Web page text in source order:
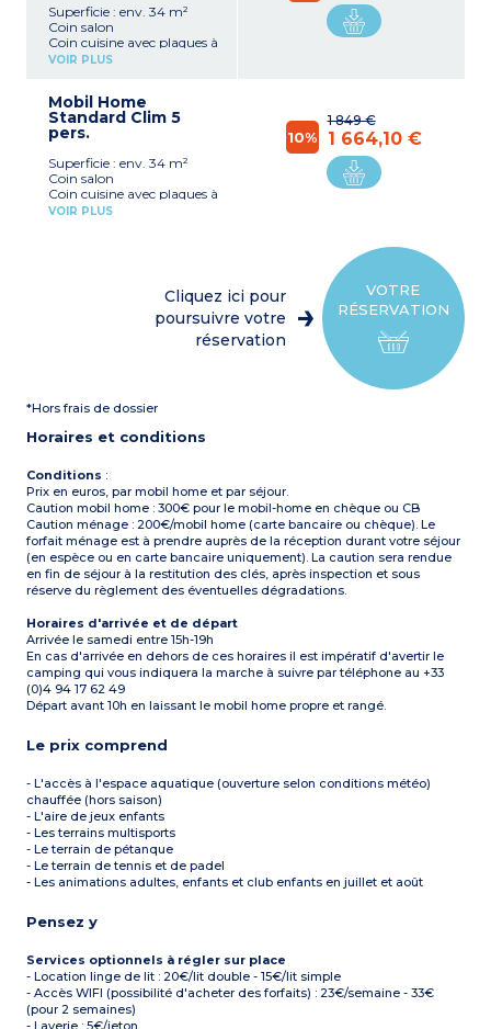
Superficie : env. 34 m²
Coin salon
Coin cuisine avec plaques à
induction, réfrigérateur,
1 chambre avec 1 lit double
(140x190 ou 160x190)
1 chambre avec 2 lits
1 chambre avec 1 lit simple
(80x190)
Salle de douche, WC séparé
Climatisation réversible, TV
Capacité d’occupation : 5
personnes maximum,
enfants et bébés inclus
VOIR PLUS
Mobil Home
Standard Clim 5
pers.
Superficie : env. 34 m²
Coin salon
Coin cuisine avec plaques à
induction, réfrigérateur,
1 chambre avec 2 lits
1 chambre avec 1 lit simple
Salle de douche, WC séparé
Une place de parking à
Capacité d’occupation : 5
enfants et bébés inclus
VOIR PLUS
1 849 €
10% 1 664,10 €
VOTRE
RÉSERVATION
Cliquez ici pour
poursuivre votre
réservation
*Hors frais de dossier
Horaires et conditions
Conditions :
Prix en euros, par mobil home et par séjour.
Caution mobil home : 300€ pour le mobil-home en chèque ou CB
Caution ménage : 200€/mobil home (carte bancaire ou chèque). Le
forfait ménage est à prendre auprès de la réception durant votre séjour
(en espèce ou en carte bancaire uniquement). La caution sera rendue
en fin de séjour à la restitution des clés, après inspection et sous
réserve du règlement des éventuelles dégradations.
Horaires d'arrivée et de départ
Arrivée le samedi entre 15h-19h
En cas d'arrivée en dehors de ces horaires il est impératif d'avertir le
camping qui vous indiquera la marche à suivre par téléphone au +33
(0)4 94 17 62 49
Départ avant 10h en laissant le mobil home propre et rangé.
Le prix comprend
- L'accès à l'espace aquatique (ouverture selon conditions météo)
chauffée (hors saison)
- L'aire de jeux enfants
- Les terrains multisports
- Le terrain de pétanque
- Le terrain de tennis et de padel
- Les animations adultes, enfants et club enfants en juillet et août
Pensez y
Services optionnels à régler sur place
- Location linge de lit : 20€/lit double - 15€/lit simple
- Accès WIFI (possibilité d'acheter des forfaits) : 23€/semaine - 33€
(pour 2 semaines)